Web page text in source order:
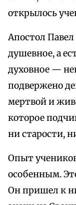
открылось
Апостол Павел
душевное, а
духовное —
подвержено
мертвой и
которое
ни старости,
Опыт
особенным.
Он пришел к